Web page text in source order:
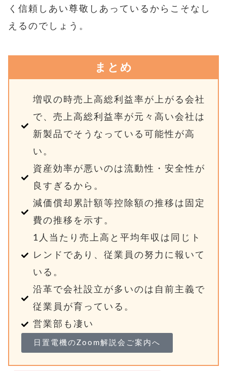
く信頼しあい尊敬しあっているからこそなし
えるのでしょう。
まとめ
増収の時売上高総利益率が上がる会社
で、売上高総利益率が元々高い会社は
新製品でそうなっている可能性が高
い。
資産効率が悪いのは流動性・安全性が
良すぎるから。
減価償却累計額等控除額の推移は固定
費の推移を示す。
1人当たり売上高と平均年収は同じト
レンドであり、従業員の努力に報いて
いる。
沿革で会社設立が多いのは自前主義で
従業員が育っている。
営業部も凄い
日置電機のZoom解説会ご案内へ